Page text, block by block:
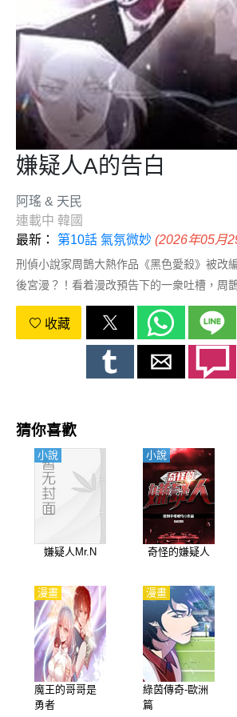
嫌疑人A的告白
阿瑤 & 天民
連載中 韓國
最新： 第10話 氣氛微妙 (2026年05月
刑偵小說家周鵲大熱作品《黑色愛殺》被改
後宮漫？！看着漫改預告下的一衆吐槽，周
默修正劇情……睡夢中她彷彿夢見了小說裡
自己身處命案現場！這究竟是夢中夢，還是
收藏
猜你喜歡
嫌疑人Mr.N
小說
奇怪的嫌疑人
小說
魔王的哥哥是
勇者
漫畫
綠茵傳奇-歐洲
篇
漫畫